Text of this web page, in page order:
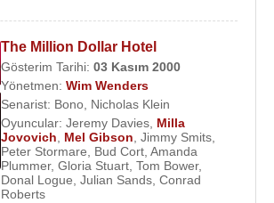
The Million Dollar Hotel
Gösterim Tarihi: 03 Kasım 2000
Yönetmen: Wim Wenders
Senarist: Bono, Nicholas Klein
Oyuncular: Jeremy Davies, Milla
Jovovich, Mel Gibson, Jimmy Smits,
Peter Stormare, Bud Cort, Amanda
Plummer, Gloria Stuart, Tom Bower,
Donal Logue, Julian Sands, Conrad
Roberts